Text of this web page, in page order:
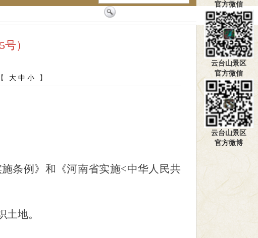
）
大 中 小 】
条例》和《河南省实施<中华人民共
土地。
官方微信
云台山景区
官方微信
云台山景区
官方微博